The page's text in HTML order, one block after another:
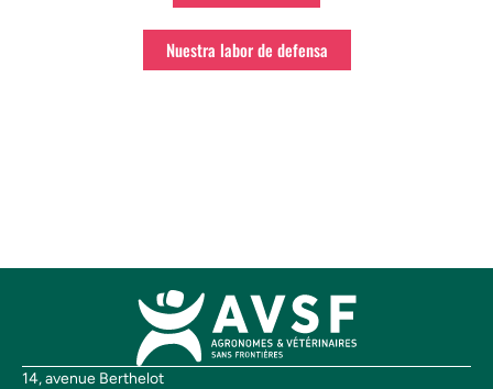
Nuestra labor de defensa
14, avenue Berthelot